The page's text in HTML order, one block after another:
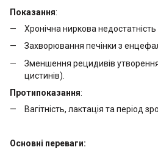
Показання:
Хронічна ниркова недостатність
Захворювання печінки з
Зменшення рецидивів утворення
цистинів).
Протипоказання:
Вагітність, лактація та період
Основні переваги: